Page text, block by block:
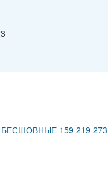
159 219 273